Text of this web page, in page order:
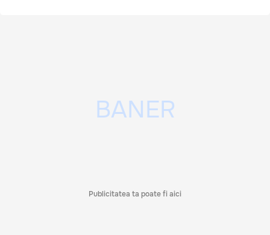
Publicitatea ta poate fi aici